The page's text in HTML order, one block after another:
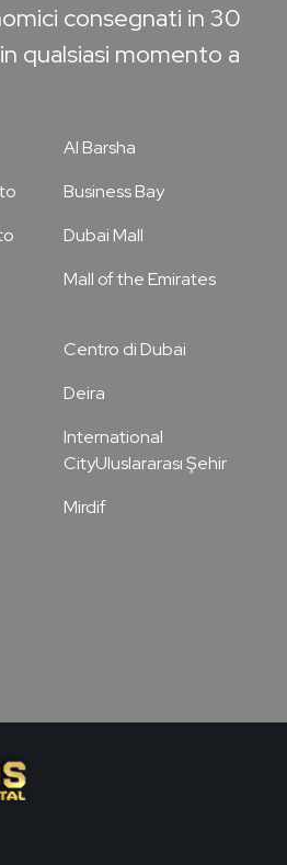
consegnati in 30
qualsiasi momento a
Al Barsha
Business Bay
Dubai Mall
Mall of the Emirates
Centro di Dubai
Deira
International
CityUluslararası Şehir
Mirdif